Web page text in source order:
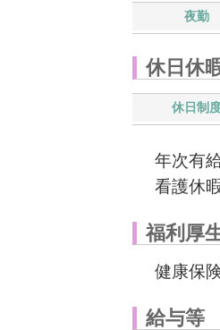
夜勤
休日休
休日制
年次有
看護休
福利厚
健康保
給与等